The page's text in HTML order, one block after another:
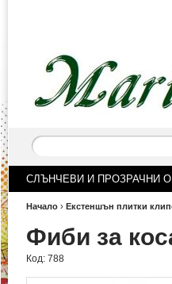
СЛЪНЧЕВИ И ПРОЗРАЧНИ
Начало › Екстеншън плитки
Фиби за
Код: 788